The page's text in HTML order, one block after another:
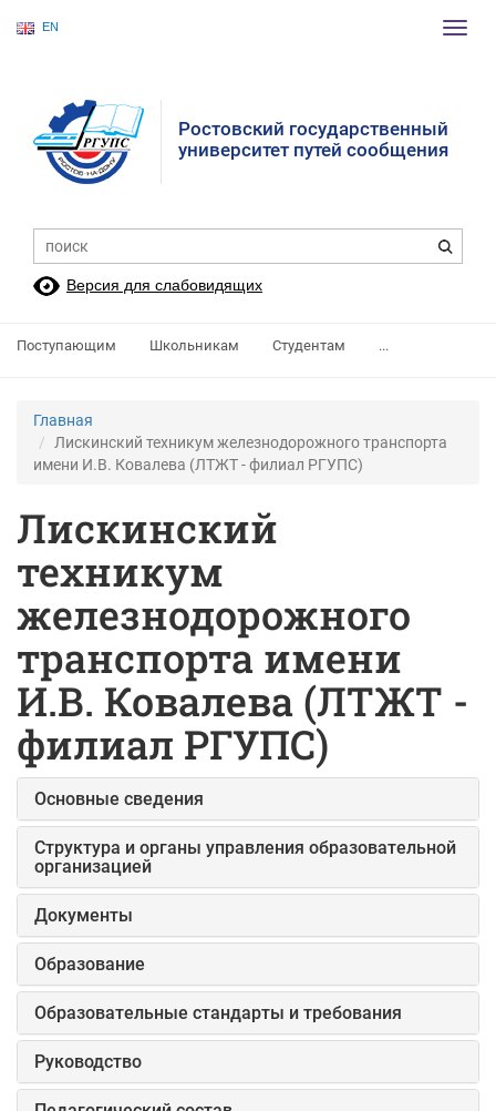
EN
Ростовский государственный
университет путей сообщения
Версия для слабовидящих
Поступающим Школьникам Студентам ...
Главная
Лискинский техникум железнодорожного транспорта
имени И.В. Ковалева (ЛТЖТ - филиал РГУПС)
Лискинский
техникум
железнодорожного
транспорта имени
И.В. Ковалева (ЛТЖТ -
филиал РГУПС)
Основные сведения
Структура и органы управления образовательной
организацией
Документы
Образование
Образовательные стандарты и требования
Руководство